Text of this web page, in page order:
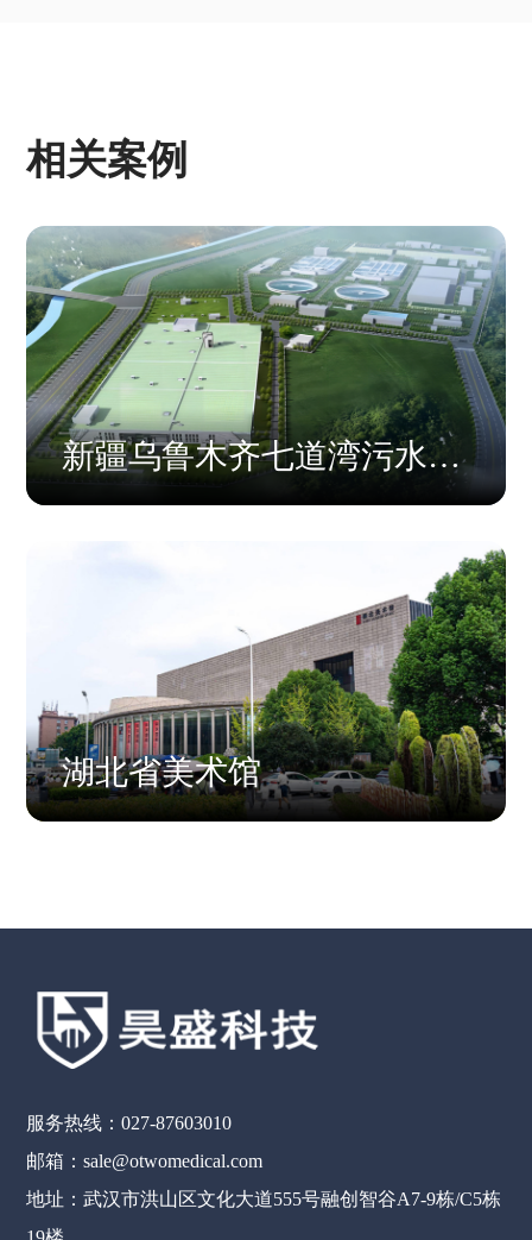
相关案例
新疆乌鲁木齐七道湾污水处
理厂
湖北省美术馆
服务热线：027-87603010
邮箱：sale@otwomedical.com
地址：武汉市洪山区文化大道555号融创智谷A7-9栋/C5栋